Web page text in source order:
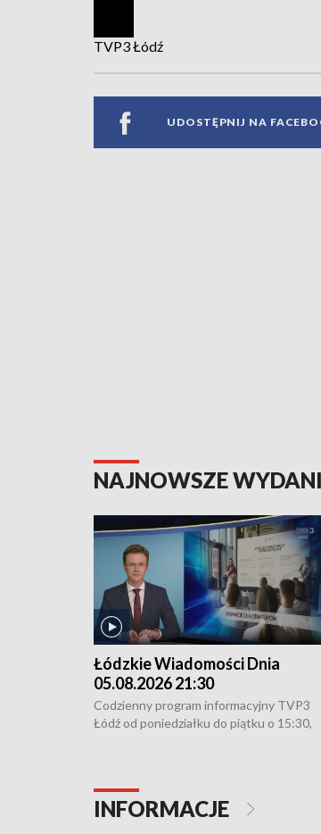
TVP3 Łódź
UDOSTĘPNIJ NA
NAJNOWSZE
Łódzkie Wiadomości Dnia
05.08.2026 21:30
Codzienny program informacyjny TVP3
Łódź od poniedziałku do piątku o 15:30,
INFORMACJE